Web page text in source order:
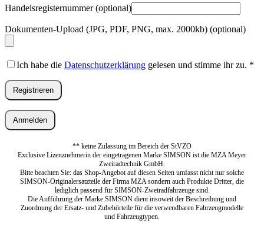
Handelsregisternummer(optional)
Dokumenten-Upload (JPG, PDF, PNG, max. 2000kb) (optional)
Ich habe die Datenschutzerklärung gelesen und stimme ihr zu. *
Registrieren
Anmelden
** keine Zulassung im Bereich der StVZO
Exclusive Lizenznehmerin der eingetragenen Marke SIMSON ist die MZA Meyer
Zweiradtechnik GmbH.
Bitte beachten Sie: das Shop-Angebot auf diesen Seiten umfasst nicht nur solche
SIMSON-Originalersatzteile der Firma MZA sondern auch Produkte Dritter, die
lediglich passend für SIMSON-Zweiradfahrzeuge sind.
Die Aufführung der Marke SIMSON dient insoweit der Beschreibung und
Zuordnung der Ersatz- und Zubehörteile für die verwendbaren Fahrzeugmodelle
und Fahrzeugtypen.